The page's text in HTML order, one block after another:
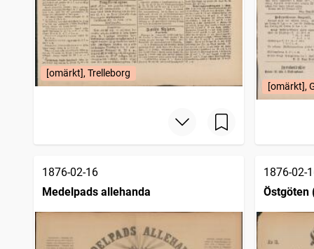
[omärkt], Trelleborg
[omärkt],
1876-02-16
Medelpads allehanda
1876-02-
Östgöten